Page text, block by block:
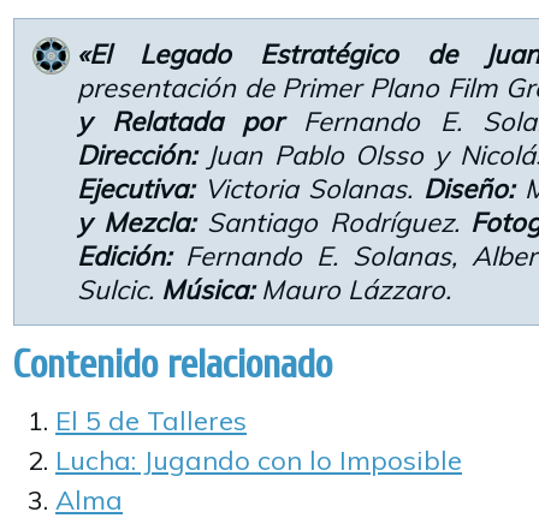
«El Legado Estratégico de
presentación de Primer Plano Film
y Relatada porFernando E.
Dirección:Juan Pablo Olsso y
Ejecutiva:Victoria Solanas. Diseño:
y Mezcla:Santiago Rodríguez.
Edición:Fernando E. Solanas,
Sulcic. Música:Mauro Lázzaro.
Contenido relacionado
El 5 de Talleres
Lucha: Jugando con lo Imposible
Alma